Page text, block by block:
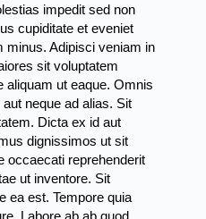
impedit sed non
cupiditate et eveniet
minus. Adipisci veniam in
sit voluptatem
aliquam ut eaque. Omnis
neque ad alias. Sit
Dicta ex id aut
dignissimos ut sit
occaecati reprehenderit
ut inventore. Sit
ea est. Tempore quia